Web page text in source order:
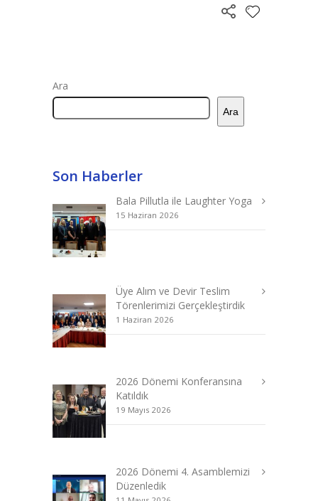
Ara
Ara
Son Haberler
Bala Pillutla ile Laughter Yoga
15 Haziran 2026
Üye Alım ve Devir Teslim
Törenlerimizi Gerçekleştirdik
1 Haziran 2026
2026 Dönemi Konferansına
Katıldık
19 Mayıs 2026
2026 Dönemi 4. Asamblemizi
Düzenledik